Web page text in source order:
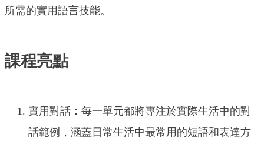
所需的實用語言技能。
課程亮點
實用對話：每一單元都將專注於實際生活中的對
話範例，涵蓋日常生活中最常用的短語和表達方